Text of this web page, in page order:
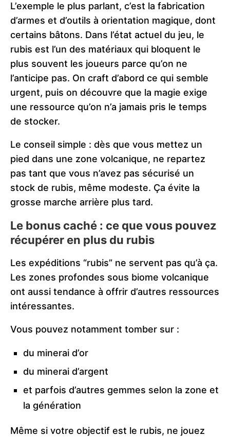
L’exemple le plus parlant, c’est la fabrication
d’armes et d’outils à orientation magique, dont
certains bâtons. Dans l’état actuel du jeu, le
rubis est l’un des matériaux qui bloquent le
plus souvent les joueurs parce qu’on ne
l’anticipe pas. On craft d’abord ce qui semble
urgent, puis on découvre que la magie exige
une ressource qu’on n’a jamais pris le temps
de stocker.
Le conseil simple : dès que vous mettez un
pied dans une zone volcanique, ne repartez
pas tant que vous n’avez pas sécurisé un
stock de rubis, même modeste. Ça évite la
grosse marche arrière plus tard.
Le bonus caché : ce que vous pouvez
récupérer en plus du rubis
Les expéditions “rubis” ne servent pas qu’à ça.
Les zones profondes sous biome volcanique
ont aussi tendance à offrir d’autres ressources
intéressantes.
Vous pouvez notamment tomber sur :
du minerai d’or
du minerai d’argent
et parfois d’autres gemmes selon la zone et
la génération
Même si votre objectif est le rubis, ne jouez